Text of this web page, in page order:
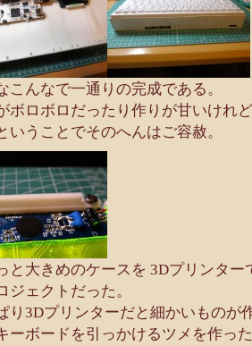
こんなで一通りの完成である。
ボロボロだったり作りが甘いけれ
いうことでそのへんはご容赦。
と大きめのケースを 3Dプリンタ
ジェクトだった。
り3Dプリンターだと細かいものが
ーボードを引っかけるツメを作っ